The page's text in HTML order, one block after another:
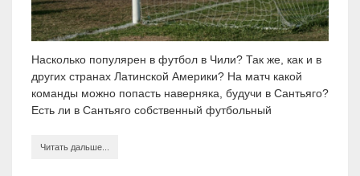
Насколько популярен в футбол в Чили? Так же, как и в
других странах Латинской Америки? На матч какой
команды можно попасть наверняка, будучи в Сантьяго?
Есть ли в Сантьяго собственный футбольный
Читать дальше...